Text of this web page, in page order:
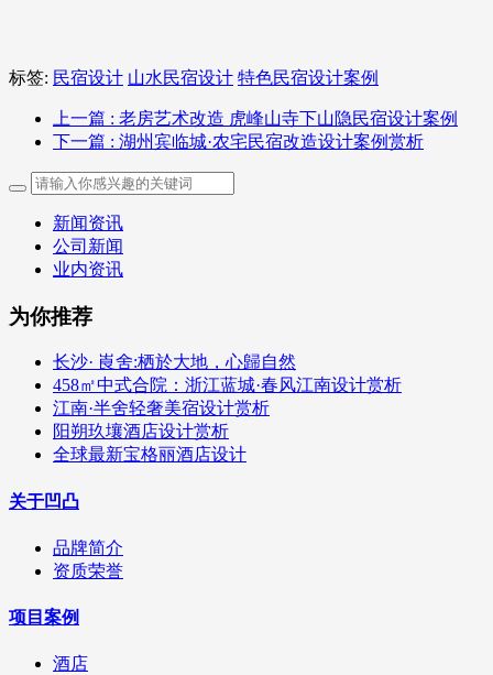
标签: 民宿设计 山水民宿设计 特色民宿设计案例
上一篇 : 老房艺术改造 虎峰山寺下山隐民宿设计案例
下一篇 : 湖州宾临城·农宅民宿改造设计案例赏析
新闻资讯
公司新闻
业内资讯
为你推荐
长沙· 崀舍:栖於大地，心歸自然
458㎡中式合院：浙江蓝城·春风江南设计赏析
江南·半舍轻奢美宿设计赏析
阳朔玖壤酒店设计赏析
全球最新宝格丽酒店设计
关于凹凸
品牌简介
资质荣誉
项目案例
酒店